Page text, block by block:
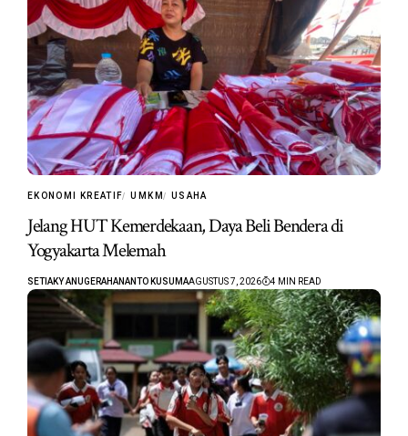
EKONOMI KREATIF UMKM USAHA
Jelang HUT Kemerdekaan, Daya Beli Bendera di
Yogyakarta Melemah
SETIAKY ANUGERAHANANTO KUSUMAAGUSTUS 7, 2026 4 MIN READ